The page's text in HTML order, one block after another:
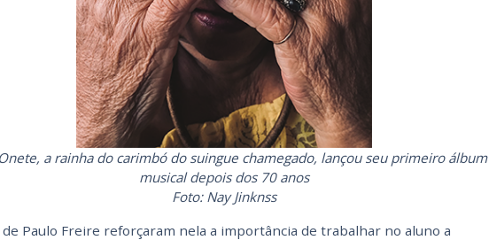
a rainha do carimbó do suingue chamegado, lançou seu primeiro álbum
musical depois dos 70 anos
Foto: Nay Jinknss
Paulo Freire reforçaram nela a importância de trabalhar no aluno a